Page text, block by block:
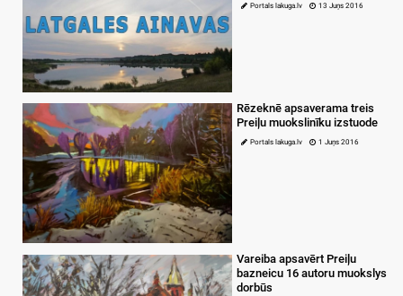
Portals lakuga.lv 13 Juņs 2016
Rēzeknē apsaverama treis
Preiļu muokslinīku izstuode
Portals lakuga.lv 1 Juņs 2016
Vareiba apsavērt Preiļu
bazneicu 16 autoru muokslys
dorbūs